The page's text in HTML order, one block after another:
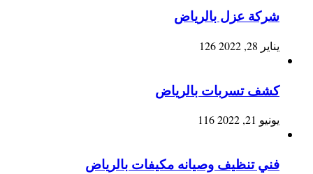
شركة عزل بالرياض
يناير 28, 2022 126
كشف تسربات بالرياض
يونيو 21, 2022 116
فني تنظيف وصيانه مكيفات بالرياض